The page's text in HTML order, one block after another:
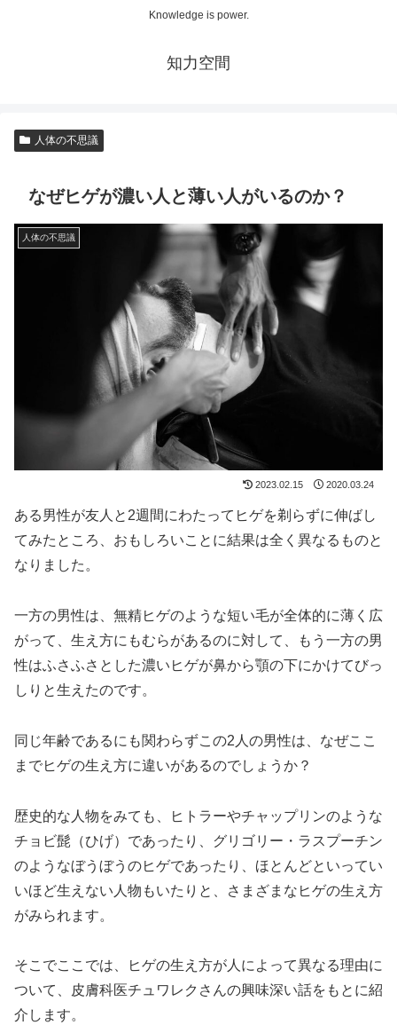
Knowledge is power.
知力空間
人体の不思議
なぜヒゲが濃い人と薄い人がいるのか？
人体の不思議
2023.02.15 2020.03.24
ある男性が友人と2週間にわたってヒゲを剃らずに伸ばし
てみたところ、おもしろいことに結果は全く異なるものと
なりました。
一方の男性は、無精ヒゲのような短い毛が全体的に薄く広
がって、生え方にもむらがあるのに対して、もう一方の男
性はふさふさとした濃いヒゲが鼻から顎の下にかけてびっ
しりと生えたのです。
同じ年齢であるにも関わらずこの2人の男性は、なぜここ
までヒゲの生え方に違いがあるのでしょうか？
歴史的な人物をみても、ヒトラーやチャップリンのような
チョビ髭（ひげ）であったり、グリゴリー・ラスプーチン
のようなぼうぼうのヒゲであったり、ほとんどといってい
いほど生えない人物もいたりと、さまざまなヒゲの生え方
がみられます。
そこでここでは、ヒゲの生え方が人によって異なる理由に
ついて、皮膚科医チュワレクさんの興味深い話をもとに紹
介します。